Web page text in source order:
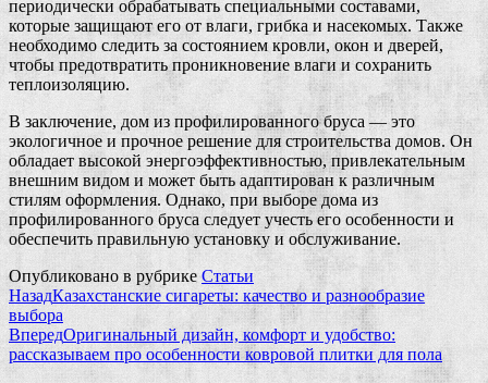
периодически обрабатывать специальными составами,
которые защищают его от влаги, грибка и насекомых. Также
необходимо следить за состоянием кровли, окон и дверей,
чтобы предотвратить проникновение влаги и сохранить
теплоизоляцию.
В заключение, дом из профилированного бруса — это
экологичное и прочное решение для строительства домов. Он
обладает высокой энергоэффективностью, привлекательным
внешним видом и может быть адаптирован к различным
стилям оформления. Однако, при выборе дома из
профилированного бруса следует учесть его особенности и
обеспечить правильную установку и обслуживание.
Опубликовано в рубрике Статьи
НазадКазахстанские сигареты: качество и разнообразие
выбора
ВпередОригинальный дизайн, комфорт и удобство:
рассказываем про особенности ковровой плитки для пола